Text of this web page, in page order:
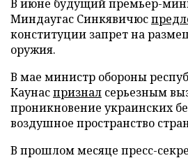
В июне будущий премьер-
Миндаугас Синкявичюс
конституции запрет на
оружия.
В мае министр обороны
Каунаспризнал серьезным
проникновение украинских
воздушное пространство
В прошлом месяце пресс-